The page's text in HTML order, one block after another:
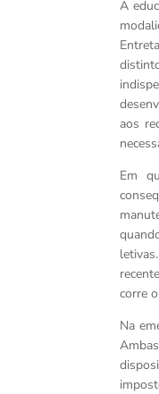
A
aos
Em
corre
Na